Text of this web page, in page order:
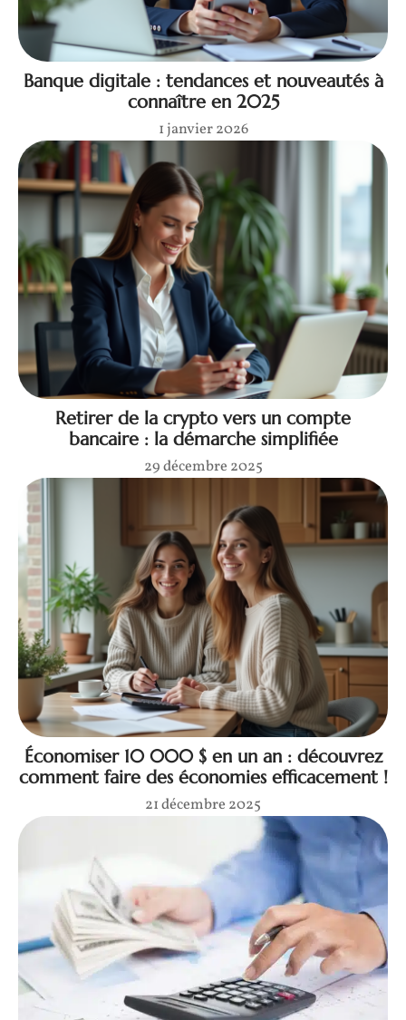
Banque digitale : tendances et nouveautés à
connaître en 2025
1 janvier 2026
Retirer de la crypto vers un compte
bancaire : la démarche simplifiée
29 décembre 2025
Économiser 10 000 $ en un an : découvrez
comment faire des économies efficacement !
21 décembre 2025